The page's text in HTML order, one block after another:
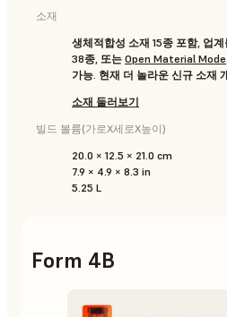
소재
생체적합성 소재 15종 포함, 업
38종, 또는 Open Material Mode
가능. 현재 더 놀라운 신규 소재
소재 둘러보기
빌드 볼륨(가로X세로X높이)
20.0 × 12.5 × 21.0 cm
7.9 × 4.9 × 8.3 in
5.25 L
Form 4B